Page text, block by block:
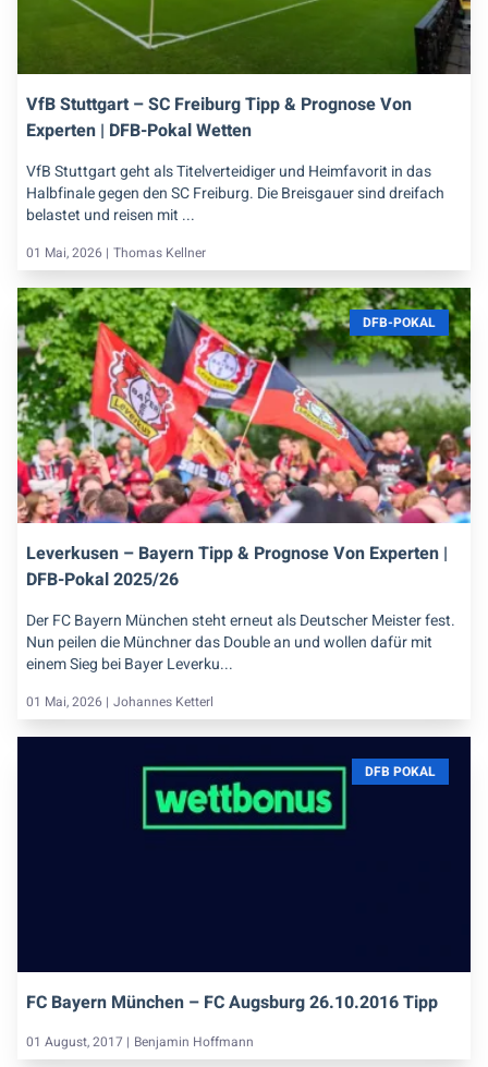
VfB Stuttgart – SC Freiburg Tipp & Prognose Von
Experten | DFB-Pokal Wetten
VfB Stuttgart geht als Titelverteidiger und Heimfavorit in das
Halbfinale gegen den SC Freiburg. Die Breisgauer sind dreifach
belastet und reisen mit ...
01 Mai, 2026 | Thomas Kellner
DFB-POKAL
Leverkusen – Bayern Tipp & Prognose Von Experten |
DFB-Pokal 2025/26
Der FC Bayern München steht erneut als Deutscher Meister fest.
Nun peilen die Münchner das Double an und wollen dafür mit
einem Sieg bei Bayer Leverku...
01 Mai, 2026 | Johannes Ketterl
DFB POKAL
FC Bayern München – FC Augsburg 26.10.2016 Tipp
01 August, 2017 | Benjamin Hoffmann